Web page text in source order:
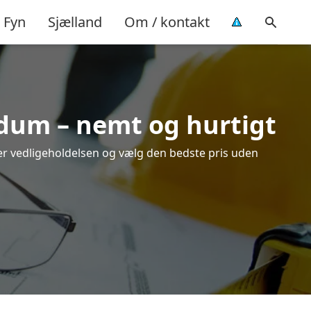
Fyn Sjælland Om / kontakt
– nemt og hurtigt
vedligeholdelsen og vælg den bedste pris uden